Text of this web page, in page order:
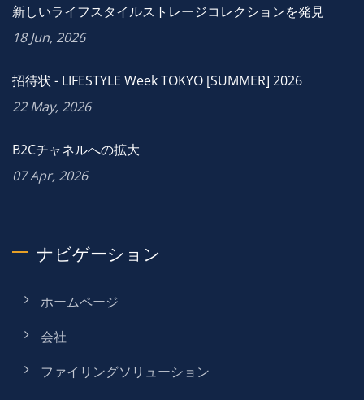
新しいライフスタイルストレージコレクションを発見
18 Jun, 2026
招待状 - LIFESTYLE Week TOKYO [SUMMER] 2026
22 May, 2026
B2Cチャネルへの拡大
07 Apr, 2026
ナビゲーション
ホームページ
会社
ファイリングソリューション